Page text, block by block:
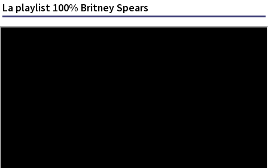
La playlist 100% Britney Spears